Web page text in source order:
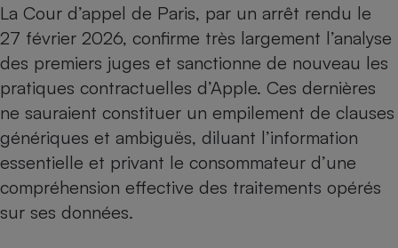
La Cour d’appel de Paris, par un arrêt rendu le
27 février 2026, confirme très largement l’analyse
des premiers juges et sanctionne de nouveau les
pratiques contractuelles d’Apple. Ces dernières
ne sauraient constituer un empilement de clauses
génériques et ambiguës, diluant l’information
essentielle et privant le consommateur d’une
compréhension effective des traitements opérés
sur ses données.
Cafetière à expressos